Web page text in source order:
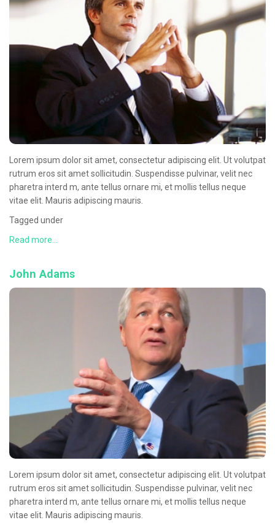
Lorem ipsum dolor sit amet, consectetur adipiscing elit. Ut volutpat
rutrum eros sit amet sollicitudin. Suspendisse pulvinar, velit nec
pharetra interd m, ante tellus ornare mi, et mollis tellus neque
vitae elit. Mauris adipiscing mauris.
Tagged under
Read more...
John Adams
Lorem ipsum dolor sit amet, consectetur adipiscing elit. Ut volutpat
rutrum eros sit amet sollicitudin. Suspendisse pulvinar, velit nec
pharetra interd m, ante tellus ornare mi, et mollis tellus neque
vitae elit. Mauris adipiscing mauris.